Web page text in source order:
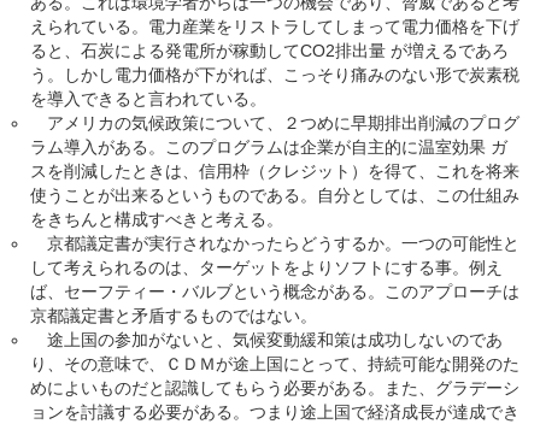
えられている。電力産業をリストラしてしまって電力価格を下げ
ると、石炭による発電所が稼動してCO2排出量 が増えるであろ
う。しかし電力価格が下がれば、こっそり痛みのない形で炭素税
を導入できると言われている。
アメリカの気候政策について、２つめに早期排出削減のプログ
ラム導入がある。このプログラムは企業が自主的に温室効果 ガ
スを削減したときは、信用枠（クレジット）を得て、これを将来
使うことが出来るというものである。自分としては、この仕組み
をきちんと構成すべきと考える。
京都議定書が実行されなかったらどうするか。一つの可能性と
して考えられるのは、ターゲットをよりソフトにする事。例え
ば、セーフティー・バルブという概念がある。このアプローチは
京都議定書と矛盾するものではない。
途上国の参加がないと、気候変動緩和策は成功しないのであ
り、その意味で、ＣＤＭが途上国にとって、持続可能な開発のた
めによいものだと認識してもらう必要がある。また、グラデーシ
ョンを討議する必要がある。つまり途上国で経済成長が達成でき